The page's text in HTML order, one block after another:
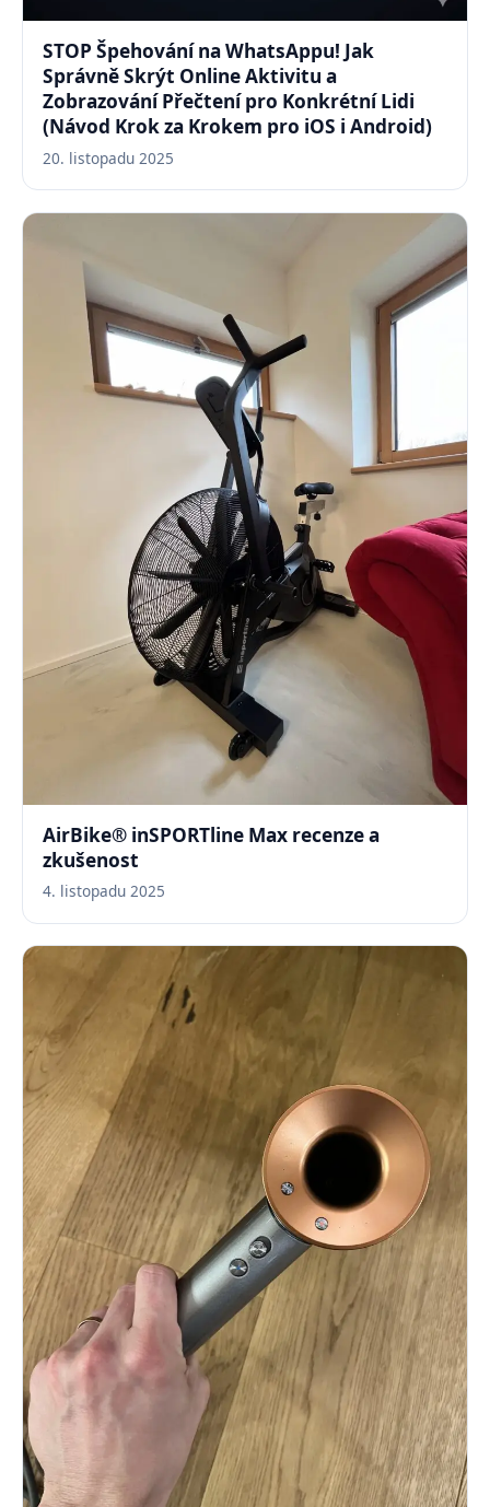
STOP Špehování na WhatsAppu! Jak
Správně Skrýt Online Aktivitu a
Zobrazování Přečtení pro Konkrétní Lidi
(Návod Krok za Krokem pro iOS i Android)
20. listopadu 2025
AirBike® inSPORTline Max recenze a
zkušenost
4. listopadu 2025